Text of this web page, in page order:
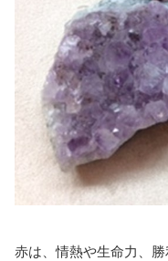
赤は、情熱や生命力、